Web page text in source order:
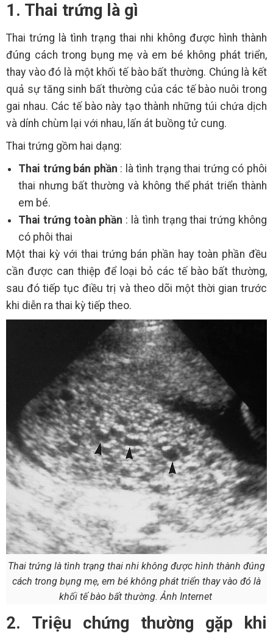
1. Thai trứng là gì
Thai trứng là tình trạng thai nhi không được hình thành
đúng cách trong bụng mẹ và em bé không phát triển,
thay vào đó là một khối tế bào bất thường. Chúng là kết
quả sự tăng sinh bất thường của các tế bào nuôi trong
gai nhau. Các tế bào này tạo thành những túi chứa dịch
và dính chùm lại với nhau, lấn át buồng tử cung.
Thai trứng gồm hai dạng:
Thai trứng bán phần : là tình trạng thai trứng có phôi
thai nhưng bất thường và không thể phát triển thành
em bé.
Thai trứng toàn phần : là tình trạng thai trứng không
có phôi thai
Một thai kỳ với thai trứng bán phần hay toàn phần đều
cần được can thiệp để loại bỏ các tế bào bất thường,
sau đó tiếp tục điều trị và theo dõi một thời gian trước
khi diễn ra thai kỳ tiếp theo.
Thai trứng là tình trạng thai nhi không được hình thành đúng
cách trong bụng mẹ, em bé không phát triển thay vào đó là
khối tế bào bất thường. Ảnh Internet
2. Triệu chứng thường gặp khi